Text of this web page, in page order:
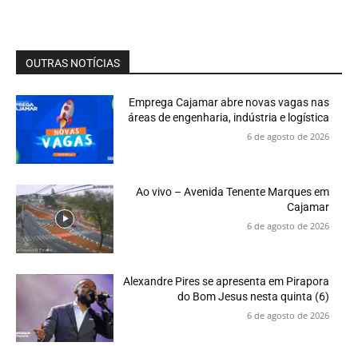
OUTRAS NOTÍCIAS
Emprega Cajamar abre novas vagas nas
áreas de engenharia, indústria e logística
6 de agosto de 2026
Ao vivo – Avenida Tenente Marques em
Cajamar
6 de agosto de 2026
Alexandre Pires se apresenta em Pirapora
do Bom Jesus nesta quinta (6)
6 de agosto de 2026